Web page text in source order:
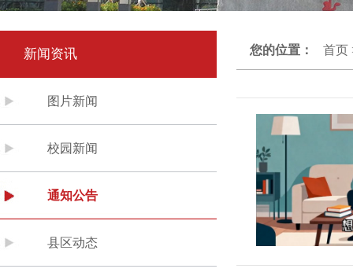
新闻资讯
图片新闻
校园新闻
通知公告
县区动态
您的位置： 首页